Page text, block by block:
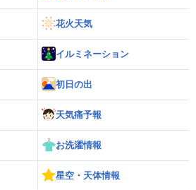
花火天気
イルミネーション
初日の出
天気痛予報
お洗濯情報
星空・天体情報